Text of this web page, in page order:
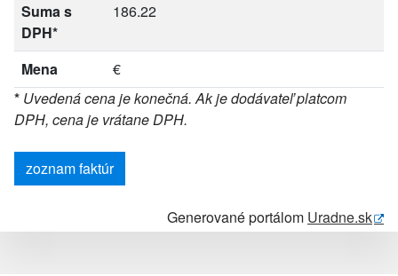
Suma s
DPH*
186.22
Mena
€
* Uvedená cena je konečná. Ak je dodávateľ platcom
DPH, cena je vrátane DPH.
zoznam faktúr
Generované portálom Uradne.sk